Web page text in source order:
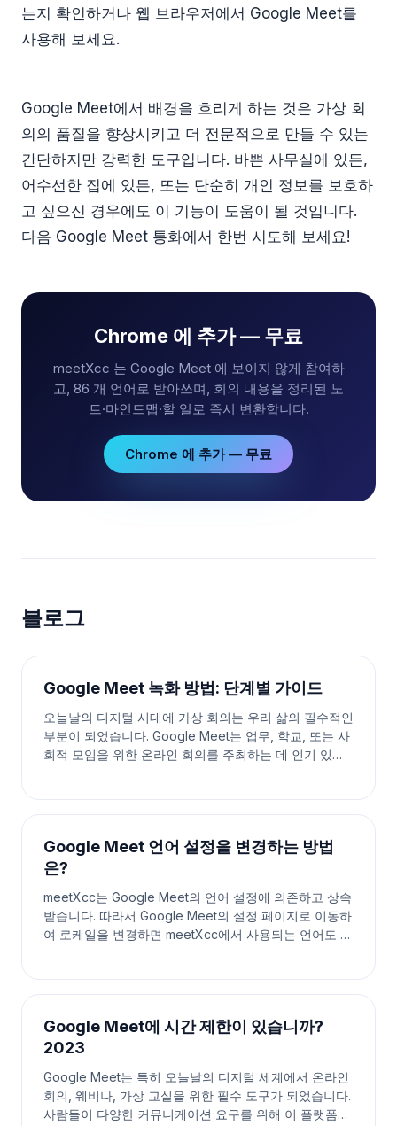
는지 확인하거나 웹 브라우저에서 Google Meet를
사용해 보세요.
Google Meet에서 배경을 흐리게 하는 것은 가상 회
의의 품질을 향상시키고 더 전문적으로 만들 수 있는
간단하지만 강력한 도구입니다. 바쁜 사무실에 있든,
어수선한 집에 있든, 또는 단순히 개인 정보를 보호하
고 싶으신 경우에도 이 기능이 도움이 될 것입니다.
다음 Google Meet 통화에서 한번 시도해 보세요!
Chrome 에 추가 — 무료
meetXcc 는 Google Meet 에 보이지 않게 참여하
고, 86 개 언어로 받아쓰며, 회의 내용을 정리된 노
트·마인드맵·할 일로 즉시 변환합니다.
Chrome 에 추가 — 무료
블로그
Google Meet 녹화 방법: 단계별 가이드
오늘날의 디지털 시대에 가상 회의는 우리 삶의 필수적인
부분이 되었습니다. Google Meet는 업무, 학교, 또는 사
회적 모임을 위한 온라인 회의를 주최하는 데 인기 있는
Google Meet 언어 설정을 변경하는 방법
은?
meetXcc는 Google Meet의 언어 설정에 의존하고 상속
받습니다. 따라서 Google Meet의 설정 페이지로 이동하
여 로케일을 변경하면 meetXcc에서 사용되는 언어도 업
Google Meet에 시간 제한이 있습니까?
2023
Google Meet는 특히 오늘날의 디지털 세계에서 온라인
회의, 웨비나, 가상 교실을 위한 필수 도구가 되었습니다.
사람들이 다양한 커뮤니케이션 요구를 위해 이 플랫폼에